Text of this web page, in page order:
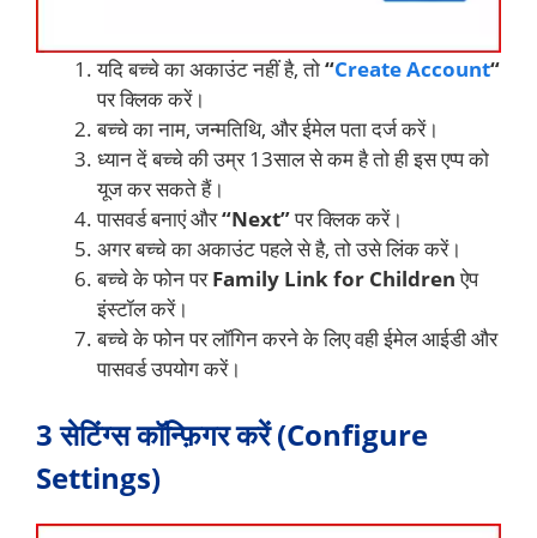
यदि बच्चे का अकाउंट नहीं है, तो“Create Account“
पर क्लिक करें।
बच्चे का नाम, जन्मतिथि, और ईमेल पता दर्ज करें।
ध्यान दें बच्चे की उम्र 13साल से कम है तो ही इस एप्प को
यूज कर सकते हैं।
पासवर्ड बनाएं और“Next”पर क्लिक करें।
अगर बच्चे का अकाउंट पहले से है, तो उसे लिंक करें।
बच्चे के फोन परFamily Link for Childrenऐप
इंस्टॉल करें।
बच्चे के फोन पर लॉगिन करने के लिए वही ईमेल आईडी और
पासवर्ड उपयोग करें।
3 सेटिंग्स कॉन्फ़िगर करें (Configure
Settings)